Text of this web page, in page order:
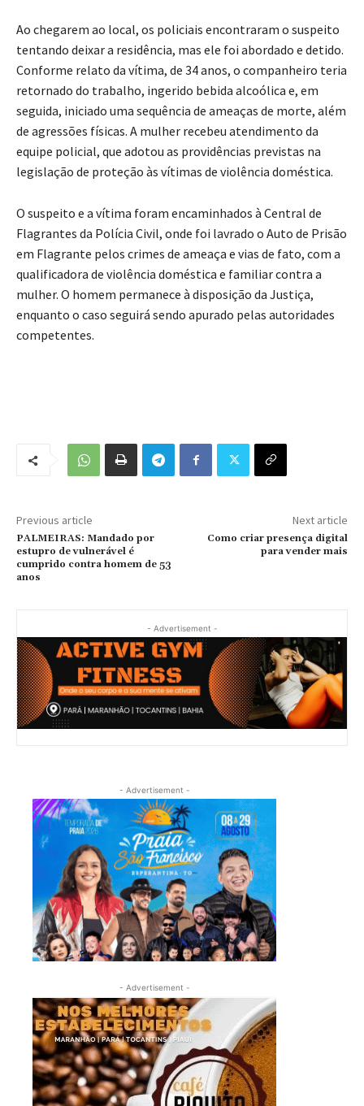
Ao chegarem ao local, os policiais encontraram o suspeito
tentando deixar a residência, mas ele foi abordado e detido.
Conforme relato da vítima, de 34 anos, o companheiro teria
retornado do trabalho, ingerido bebida alcoólica e, em
seguida, iniciado uma sequência de ameaças de morte, além
de agressões físicas. A mulher recebeu atendimento da
equipe policial, que adotou as providências previstas na
legislação de proteção às vítimas de violência doméstica.
O suspeito e a vítima foram encaminhados à Central de
Flagrantes da Polícia Civil, onde foi lavrado o Auto de Prisão
em Flagrante pelos crimes de ameaça e vias de fato, com a
qualificadora de violência doméstica e familiar contra a
mulher. O homem permanece à disposição da Justiça,
enquanto o caso seguirá sendo apurado pelas autoridades
competentes.
Previous article
PALMEIRAS: Mandado por
estupro de vulnerável é
cumprido contra homem de 53
anos
Next article
Como criar presença digital
para vender mais
- Advertisement -
- Advertisement -
- Advertisement -